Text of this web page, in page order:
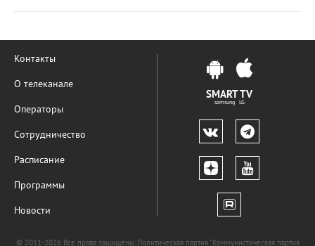
Контакты
О телеканале
Операторы
Сотрудничество
Расписание
Программы
Новости
SMART TV
samsung LG
© 2011-2026 Все права защищены. Политическая партия "Коммунистическая партия